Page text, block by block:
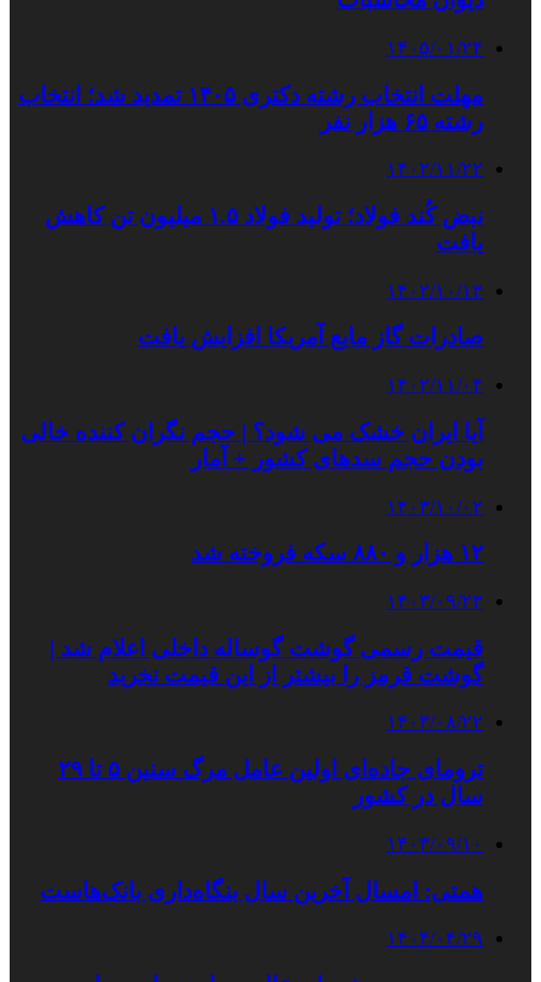
۱۴۰۵/۰۱/۲۴
مهلت انتخاب رشته دکتری ۱۴۰۵ تمدید شد؛ انتخاب
رشته ۶۵ هزار نفر
۱۴۰۲/۱۱/۲۲
نبض کُند فولاد؛ تولید فولاد ۱.۵ میلیون تن کاهش
یافت
۱۴۰۲/۱۰/۱۳
صادرات گاز مایع آمریکا افزایش یافت
۱۴۰۲/۱۱/۰۴
آیا ایران خشک می شود؟ | حجم نگران کننده خالی
بودن حجم سدهای کشور + آمار
۱۴۰۳/۱۰/۰۲
۱۲ هزار و ۸۸۰ سکه فروخته شد
۱۴۰۳/۰۹/۲۳
قیمت رسمی گوشت گوساله داخلی اعلام شد |
گوشت قرمز را بیشتر از این قیمت نخرید
۱۴۰۳/۰۸/۲۲
ترومای جاده‌ای اولین عامل مرگ سنین ۵ تا ۲۹
سال در کشور
۱۴۰۳/۰۹/۱۰
همتی: امسال آخرین سال بنگاه‌داری بانک‌هاست
۱۴۰۴/۰۴/۲۹